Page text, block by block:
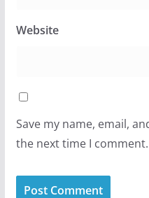
Website
Save my name, email,
the next time I comment.